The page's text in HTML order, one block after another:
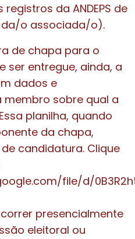
da ANDEPS de
o associada/o).
de chapa para o
ser entregue, ainda, a
dados e
sobre qual a
planilha, quando
da chapa,
candidatura. Clique
file/d/
presencialmente
eleitoral ou